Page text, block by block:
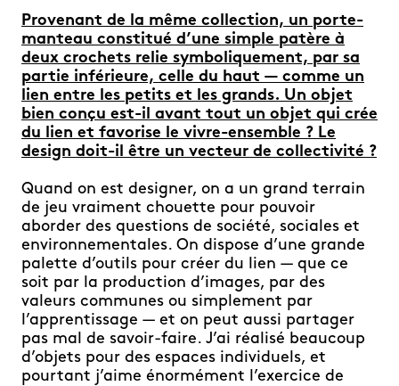
Provenant de la même collection, un porte-
manteau constitué d’une simple patère à
deux crochets relie symboliquement, par sa
partie inférieure, celle du haut — comme un
lien entre les petits et les grands. Un objet
bien conçu est-il avant tout un objet qui crée
du lien et favorise le vivre-ensemble ? Le
design doit-il être un vecteur de collectivité ?
Quand on est designer, on a un grand terrain
de jeu vraiment chouette pour pouvoir
aborder des questions de société, sociales et
environnementales. On dispose d’une grande
palette d’outils pour créer du lien — que ce
soit par la production d’images, par des
valeurs communes ou simplement par
l’apprentissage — et on peut aussi partager
pas mal de savoir-faire. J’ai réalisé beaucoup
d’objets pour des espaces individuels, et
pourtant j’aime énormément l’exercice de